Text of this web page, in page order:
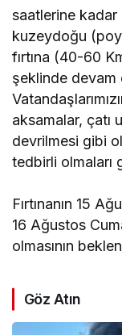
saatlerine kadar
kuzeydoğu
fırtına (40-60
şeklinde devam
aksamalar, çatı
devrilmesi gibi
tedbirli olmaları
Fırtınanın 15
16 Ağustos
olmasının
Göz Atın